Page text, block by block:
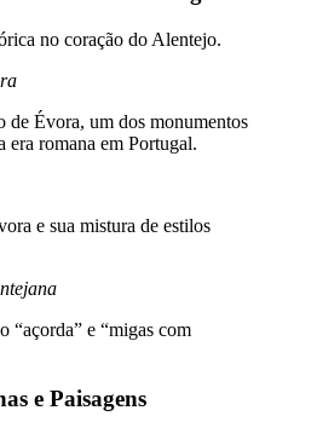
no coração do Alentejo.
de Évora, um dos monumentos
era romana em Portugal.
e sua mistura de estilos
“açorda” e “migas com
e Paisagens